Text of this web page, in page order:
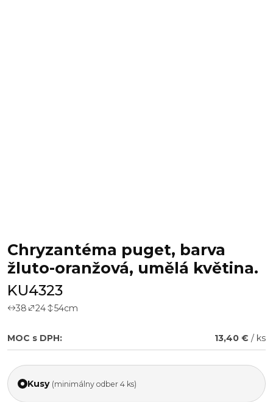
Chryzantéma puget, barva
žluto-oranžová, umělá květina.
KU4323
38 24 54cm
MOC s DPH: 13,40 € / ks
Kusy (minimálny odber 4 ks)